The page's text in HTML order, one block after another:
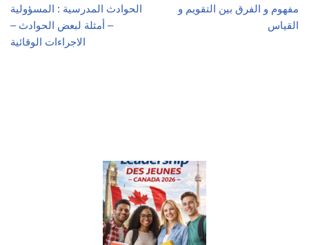
الحوادث المدرسية : المسؤولية
– أمثلة لبعض الحوادث –
الاجراءات الوقائية
مفهوم و الفرق بين التقويم و
القياس